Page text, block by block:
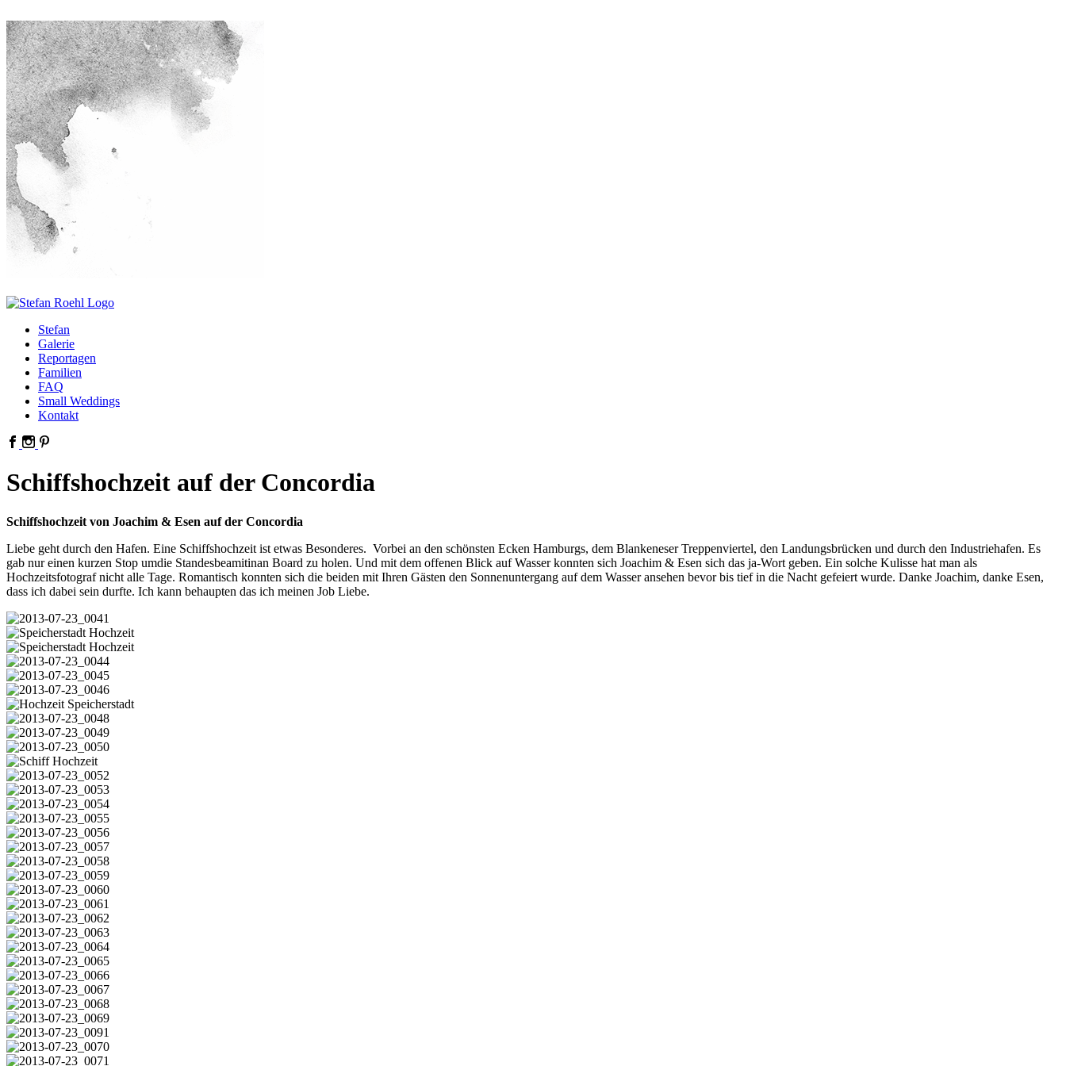
Stefan
Galerie
Reportagen
Familien
FAQ
Small Weddings
Kontakt
Schiffshochzeit auf der Concordia
Schiffshochzeit von Joachim & Esen auf der Concordia
Liebe geht durch den Hafen. Eine Schiffshochzeit ist etwas Besonderes. Vorbei an den schönsten Ecken Hamburgs, dem Blankeneser Treppenviertel, den Landungsbrücken und durch den Industriehafen. Es
gab nur einen kurzen Stop umdie Standesbeamitinan Board zu holen. Und mit dem offenen Blick auf Wasser konnten sich Joachim & Esen sich das ja-Wort geben. Ein solche Kulisse hat man als
Hochzeitsfotograf nicht alle Tage. Romantisch konnten sich die beiden mit Ihren Gästen den Sonnenuntergang auf dem Wasser ansehen bevor bis tief in die Nacht gefeiert wurde. Danke Joachim, danke Esen,
dass ich dabei sein durfte. Ich kann behaupten das ich meinen Job Liebe.